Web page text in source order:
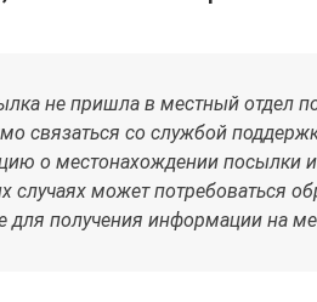
не пришла в местный отдел
связаться со службой
о местонахождении посылки и
случаях может потребоваться
для получения информации на